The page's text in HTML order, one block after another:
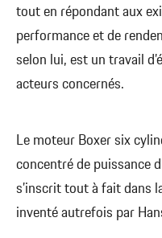
tout en répondant aux
performance et de
selon lui, est un travail
acteurs concernés.
Le moteur Boxer six
concentré de puissance
s’inscrit tout à fait dans
inventé autrefois par